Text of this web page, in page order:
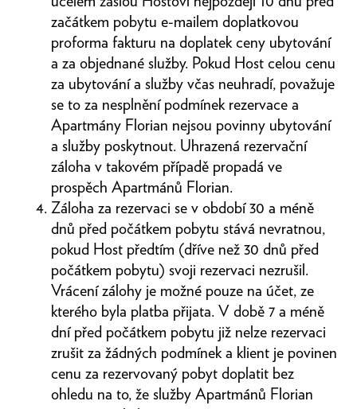
začátkem pobytu e-mailem doplatkovou
proforma fakturu na doplatek ceny ubytování
a za objednané služby. Pokud Host celou cenu
za ubytování a služby včas neuhradí, považuje
se to za nesplnění podmínek rezervace a
Apartmány Florian nejsou povinny ubytování
a služby poskytnout. Uhrazená rezervační
záloha v takovém případě propadá ve
prospěch Apartmánů Florian.
Záloha za rezervaci se v období 30 a méně
dnů před počátkem pobytu stává nevratnou,
pokud Host předtím (dříve než 30 dnů před
počátkem pobytu) svoji rezervaci nezrušil.
Vrácení zálohy je možné pouze na účet, ze
kterého byla platba přijata. V době 7 a méně
dní před počátkem pobytu již nelze rezervaci
zrušit za žádných podmínek a klient je povinen
cenu za rezervovaný pobyt doplatit bez
ohledu na to, že služby Apartmánů Florian